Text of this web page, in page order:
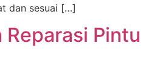
dan sesuai […]
Pintu